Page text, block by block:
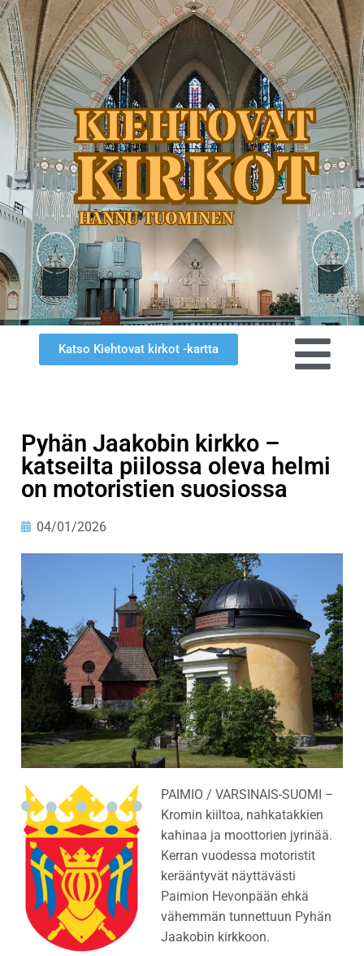
Katso Kiehtovat kirkot -kartta
Pyhän Jaakobin kirkko –
katseilta piilossa oleva helmi
on motoristien suosiossa
04/01/2026
PAIMIO / VARSINAIS-SUOMI –
Kromin kiiltoa, nahkatakkien
kahinaa ja moottorien jyrinää.
Kerran vuodessa motoristit
kerääntyvät näyttävästi
Paimion Hevonpään ehkä
vähemmän tunnettuun Pyhän
Jaakobin kirkkoon.